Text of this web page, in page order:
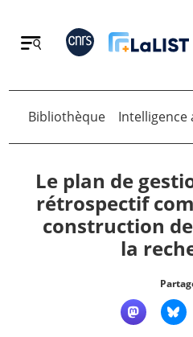
Retour
Accueil
Qui sommes nous ?
Bibliothèque Intelligence
Le plan de
rétrospectif
construction
la